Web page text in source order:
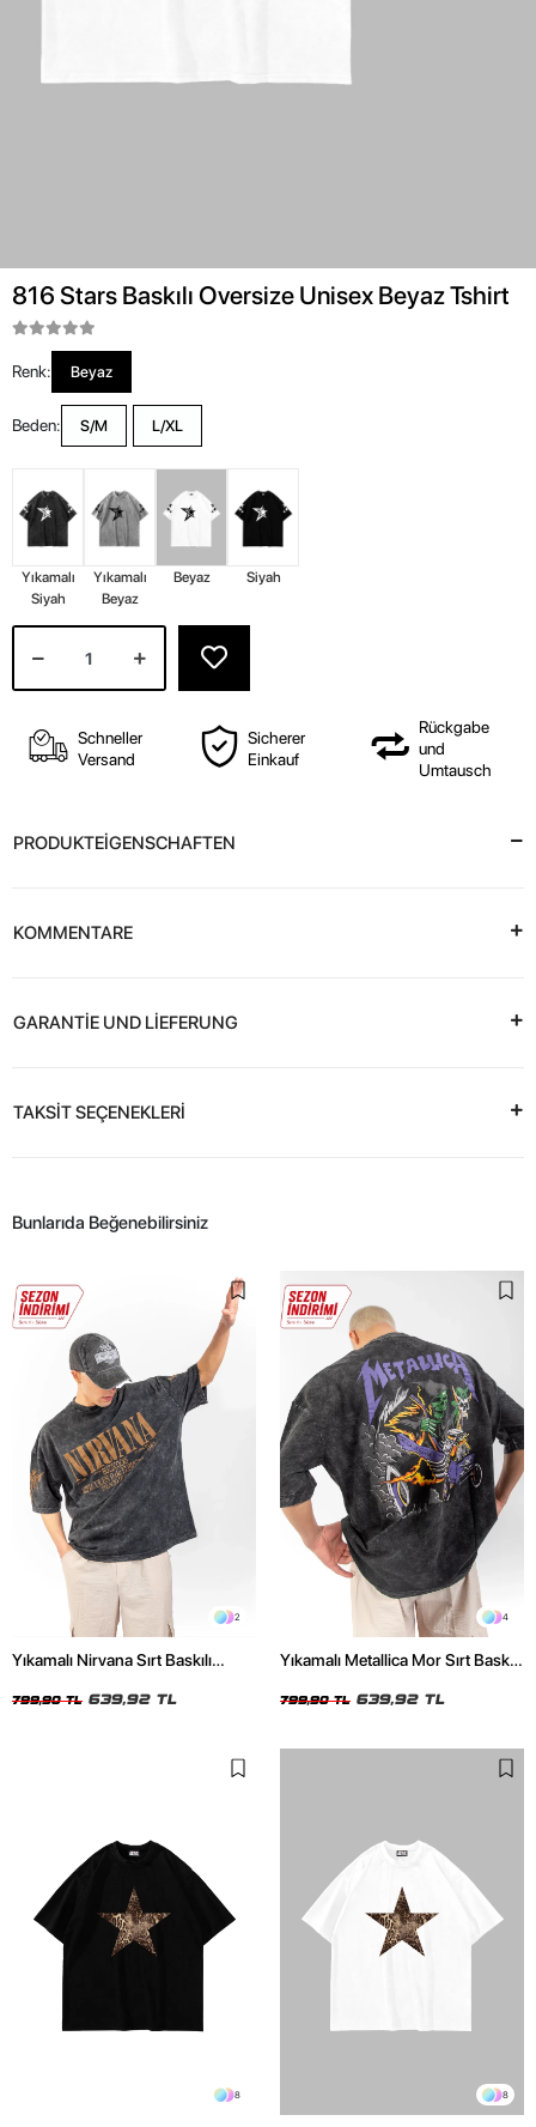
816 Stars Baskılı Oversize Unisex Beyaz Tshirt
Renk: Beyaz
Beden: S/M L/XL
Yıkamalı
Siyah
Yıkamalı
Beyaz
Beyaz Siyah
Schneller
Versand
Sicherer
Einkauf
Rückgabe
und
Umtausch
PRODUKTEİGENSCHAFTEN
KOMMENTARE
GARANTİE UND LİEFERUNG
TAKSİT SEÇENEKLERİ
Bunlarıda Beğenebilirsiniz
2
Yıkamalı Nirvana Sırt Baskılı
799,90 TL 639,92 TL
4
Yıkamalı Metallica Mor Sırt Baskılı
799,90 TL 639,92 TL
8 8